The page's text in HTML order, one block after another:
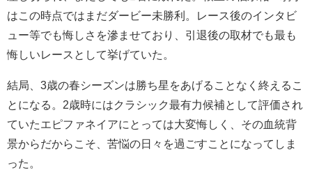
はこの時点ではまだダービー未勝利。レース後のインタビ
ュー等でも悔しさを滲ませており、引退後の取材でも最も
悔しいレースとして挙げていた。
結局、3歳の春シーズンは勝ち星をあげることなく終えるこ
とになる。2歳時にはクラシック最有力候補として評価され
ていたエピファネイアにとっては大変悔しく、その血統背
景からだからこそ、苦悩の日々を過ごすことになってしま
った。